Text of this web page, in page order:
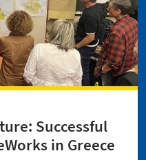
Successful
in Greece